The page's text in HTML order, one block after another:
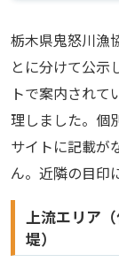
栃木県鬼怒川漁
とに分けて公示
トで案内され
理しました。個
サイトに記載が
ん。近隣の目印
上流エリア
堤）